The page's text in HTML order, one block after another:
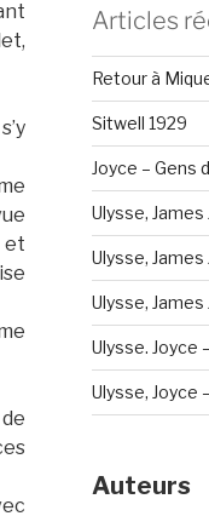
et
Articles
Retour à
Sitwell 1929
Joyce – Gens
Ulysse, James
Ulysse, James
Ulysse, James
Ulysse. Joyce
Ulysse, Joyce
Auteurs